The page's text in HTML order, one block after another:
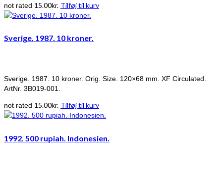
not rated 15.00kr. Tilføj til kurv
Sverige. 1987. 10 kroner.
Sverige. 1987. 10 kroner. Orig. Size. 120×68 mm. XF Circulated.
ArtNr. 3B019-001.
not rated 15.00kr. Tilføj til kurv
1992. 500 rupiah. Indonesien.